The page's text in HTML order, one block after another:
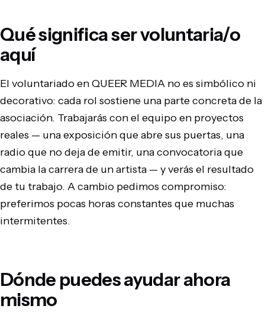
Qué significa ser voluntaria/o
aquí
El voluntariado en QUEER MEDIA no es simbólico ni
decorativo: cada rol sostiene una parte concreta de la
asociación. Trabajarás con el equipo en proyectos
reales — una exposición que abre sus puertas, una
radio que no deja de emitir, una convocatoria que
cambia la carrera de un artista — y verás el resultado
de tu trabajo. A cambio pedimos compromiso:
preferimos pocas horas constantes que muchas
intermitentes.
Dónde puedes ayudar ahora
mismo